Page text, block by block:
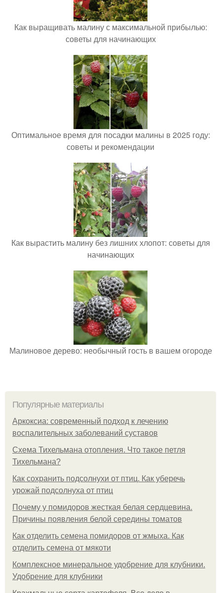
Как выращивать малину с максимальной прибылью:
советы для начинающих
Оптимальное время для посадки малины в 2025 году:
советы и рекомендации
Как вырастить малину без лишних хлопот: советы для
начинающих
Малиновое дерево: необычный гость в вашем огороде
Популярные материалы
Аркоксиа: современный подход к лечению
воспалительных заболеваний суставов
Схема Тихельмана отопления. Что такое петля
Тихельмана?
Как сохранить подсолнухи от птиц. Как уберечь
урожай подсолнуха от птиц
Почему у помидоров жесткая белая сердцевина.
Причины появления белой середины томатов
Как отделить семена помидоров от жмыха. Как
отделить семена от мякоти
Комплексное минеральное удобрение для клубники.
Удобрение для клубники